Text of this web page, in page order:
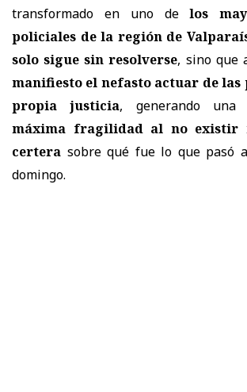
transformado en uno delos
policiales de la región de
solo sigue sin resolverse, sino que
manifiesto el nefasto actuar de las
propia justicia, generando una
máxima fragilidad al no existir
certera sobre qué fue lo que pasó
domingo.